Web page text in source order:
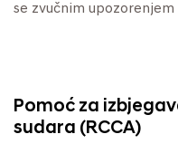
se zvučnim
Pomoć za
sudara (RCCA)